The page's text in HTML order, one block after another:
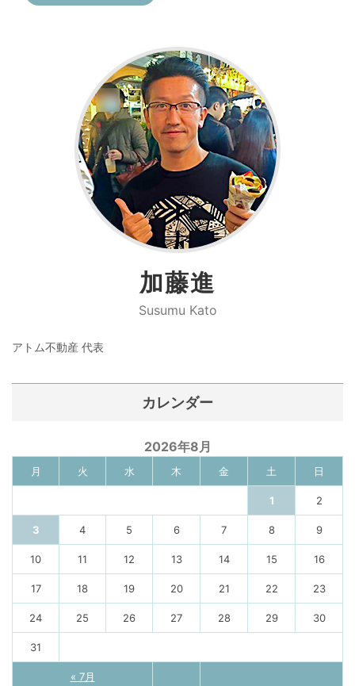
加藤進
Susumu Kato
アトム不動産 代表
カレンダー
2026年8月
月 火 水 木 金 土 日
« 7月
1 2
3 4 5 6 7 8 9
10 11 12 13 14 15 16
17 18 19 20 21 22 23
24 25 26 27 28 29 30
31